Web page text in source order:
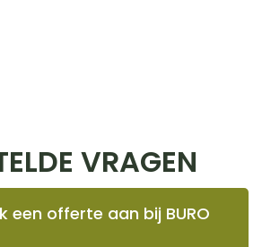
VRAGEN
een offerte aan bij BURO